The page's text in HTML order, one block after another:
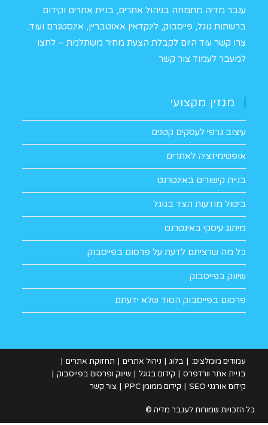
ענבר מדיה מתמחה בניהול אתרים, בניית אתרים וקידום
ברשתות גוגל, פייסבוק, לינקדאין אאוטבריין, אינסטגרם ועוד.
צרו קשר עוד היום לקבלת הצעת מחיר משתלמת – לחצו
למעבר לעמוד צור קשר
מגזין מקצועי
עיצוב גרפי לעסקים קטנים
אופטימיזציה לאתרים
בניית קישורים באינטרנט
ביטול מודעות הצד בגוגל
מיתוג עיסקי באינטרנט
כל מה שרציתם לדעת על פרסום בפייסבוק
שיווק בפייסבוק
פרסום בפייסבוק הסוד שלא ידעתם
עמודים מומלצים: בלוג ניהול אתרים
תחזוקת אתרים
בניית אתר וורדפרס
קידום בגוגל
שיווק ופרסום בפייסבוק
קידום אורגני SEO
קידום ממומן PPC צור קשר
כל הזכויות שמורות לענבר מדיה ©